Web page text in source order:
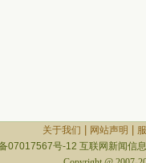
关于我们 网站声明
07017567号-12 互联网新闻信